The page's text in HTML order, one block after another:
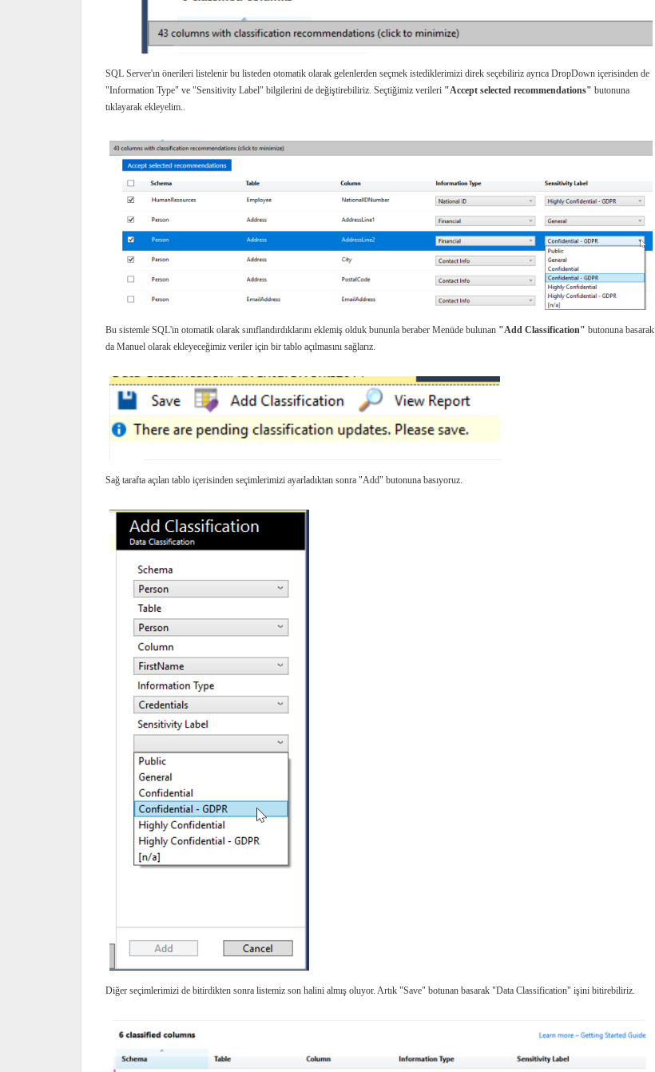
SQL Server'ın önerileri listelenir bu listeden otomatik olarak gelenlerden seçmek istediklerimizi direk seçebiliriz ayrıca DropDown içerisinden de
"Information Type" ve "Sensitivity Label" bilgilerini de değiştirebiliriz. Seçtiğimiz verileri "Accept selected recommendations" butonuna
tıklayarak ekleyelim..
Bu sistemle SQL'in otomatik olarak sınıflandırdıklarını eklemiş olduk bununla beraber Menüde bulunan "Add Classification" butonuna basarak
da Manuel olarak ekleyeceğimiz veriler için bir tablo açılmasını sağlarız.
Sağ tarafta açılan tablo içerisinden seçimlerimizi ayarladıktan sonra "Add" butonuna basıyoruz.
Diğer seçimlerimizi de bitirdikten sonra listemiz son halini almış oluyor. Artık "Save" botunan basarak "Data Classification" işini bitirebiliriz.